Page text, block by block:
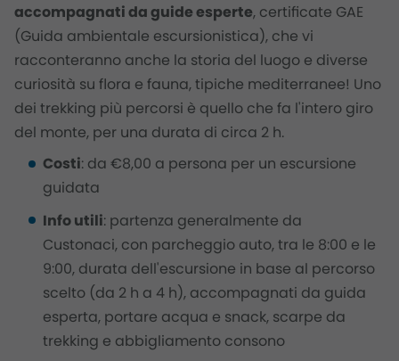
accompagnati da guide esperte, certificate GAE
(Guida ambientale escursionistica), che vi
racconteranno anche la storia del luogo e diverse
curiosità su flora e fauna, tipiche mediterranee! Uno
dei trekking più percorsi è quello che fa l'intero giro
del monte, per una durata di circa 2 h.
Costi: da €8,00 a persona per un escursione
guidata
Info utili: partenza generalmente da
Custonaci, con parcheggio auto, tra le 8:00 e le
9:00, durata dell'escursione in base al percorso
scelto (da 2 h a 4 h), accompagnati da guida
esperta, portare acqua e snack, scarpe da
trekking e abbigliamento consono